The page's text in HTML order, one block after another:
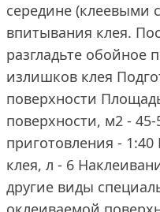
середине (клеевыми
впитывания клея.
разгладьте обойное
излишков клея
поверхности
поверхности, м2 -
приготовления -
клея, л - 6
другие виды